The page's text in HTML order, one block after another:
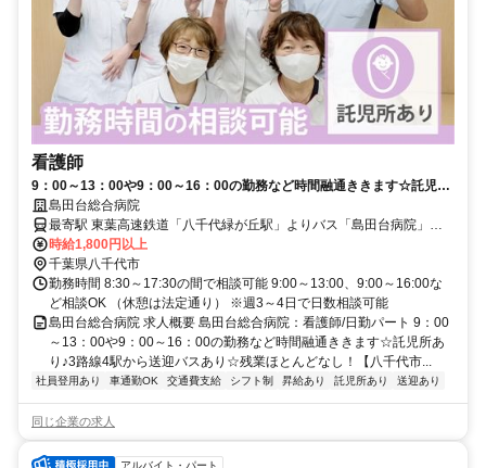
看護師
9：00～13：00や9：00～16：00の勤務など時間融通ききます☆託児所
あり♪3路線4駅から送迎バスあり☆残業ほとんどなし！【八千代市・病
院・八千代緑が丘駅・看護師・日勤パート】
島田台総合病院
最寄駅 東葉高速鉄道「八千代緑が丘駅」よりバス「島田台病院」下
車徒歩2分
時給1,800円以上
千葉県八千代市
勤務時間 8:30～17:30の間で相談可能 9:00～13:00、9:00～16:00な
ど相談OK （休憩は法定通り） ※週3～4日で日数相談可能
島田台総合病院 求人概要 島田台総合病院：看護師/日勤パート 9：00
～13：00や9：00～16：00の勤務など時間融通ききます☆託児所あ
り♪3路線4駅から送迎バスあり☆残業ほとんどなし！【八千代市...
社員登用あり 車通勤OK 交通費支給 シフト制 昇給あり 託児所あり 送迎あり
同じ企業の求人
アルバイト・パート